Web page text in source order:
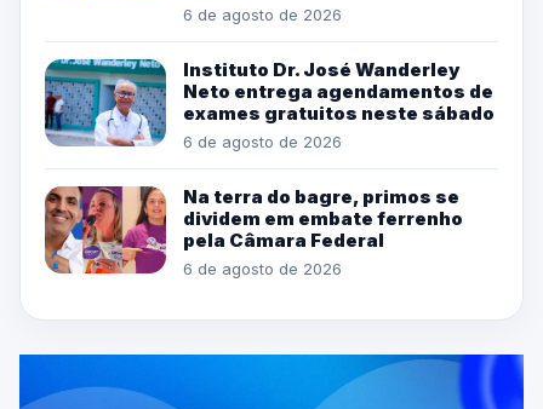
6 de agosto de 2026
Instituto Dr. José Wanderley
Neto entrega agendamentos de
exames gratuitos neste sábado
6 de agosto de 2026
Na terra do bagre, primos se
dividem em embate ferrenho
pela Câmara Federal
6 de agosto de 2026